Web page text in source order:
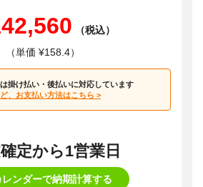
（税込）
（単価 ¥158.4）
掛け払い・後払いに対応しています
、お支払い方法はこちら >
定から1営業日
レンダーで納期計算する